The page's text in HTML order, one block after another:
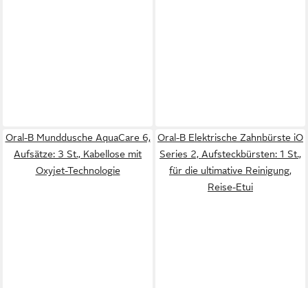
Oral-B Munddusche AquaCare 6,
Aufsätze: 3 St., Kabellose mit
Oxyjet-Technologie
Oral-B Elektrische Zahnbürste iO
Series 2, Aufsteckbürsten: 1 St.,
für die ultimative Reinigung,
Reise-Etui